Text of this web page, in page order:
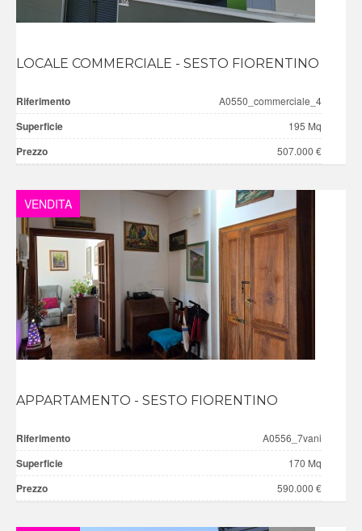
LOCALE COMMERCIALE - SESTO FIORENTINO
Riferimento A0550_commerciale_4
Superficie 195 Mq
Prezzo 507.000 €
VENDITA
APPARTAMENTO - SESTO FIORENTINO
Riferimento A0556_7vani
Superficie 170 Mq
Prezzo 590.000 €